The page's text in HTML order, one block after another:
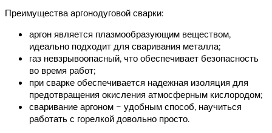
Преимущества аргонодуговой сварки:
аргон является плазмообразующим веществом,
идеально подходит для сваривания металла;
газ невзрывоопасный, что обеспечивает безопасность
во время работ;
при сварке обеспечивается надежная изоляция для
предотвращения окисления атмосферным кислородом;
сваривание аргоном – удобным способ, научиться
работать с горелкой довольно просто.